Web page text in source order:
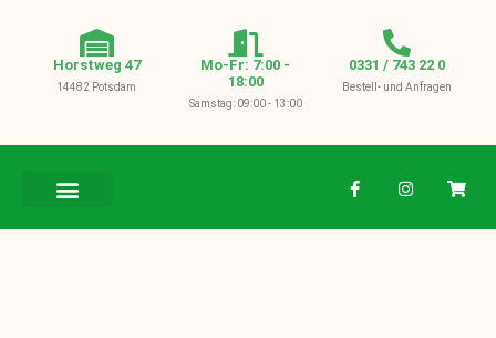
Horstweg 47
14482 Potsdam
Mo-Fr: 7:00 -
18:00
Samstag: 09:00 - 13:00
0331 / 743 22 0
Bestell- und Anfragen